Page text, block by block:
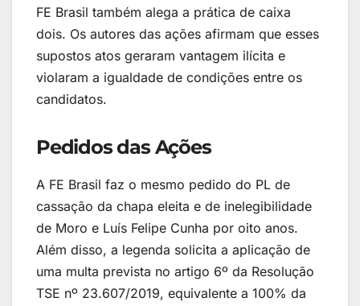
FE Brasil também alega a prática de caixa
dois. Os autores das ações afirmam que esses
supostos atos geraram vantagem ilícita e
violaram a igualdade de condições entre os
candidatos.
Pedidos das Ações
A FE Brasil faz o mesmo pedido do PL de
cassação da chapa eleita e de inelegibilidade
de Moro e Luís Felipe Cunha por oito anos.
Além disso, a legenda solicita a aplicação de
uma multa prevista no artigo 6º da Resolução
TSE nº 23.607/2019, equivalente a 100% da